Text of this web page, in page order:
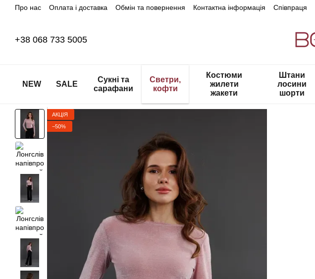
Перейти до основного контенту
Про нас Оплата і доставка Обмін та повернення Контактна інформація Співпраця
+38 068 733 5005
NEW SALE
Сукні та
сарафани
Светри,
кофти
Костюми
жилети
жакети
Штани
лосини
шорти
АКЦІЯ
−50%